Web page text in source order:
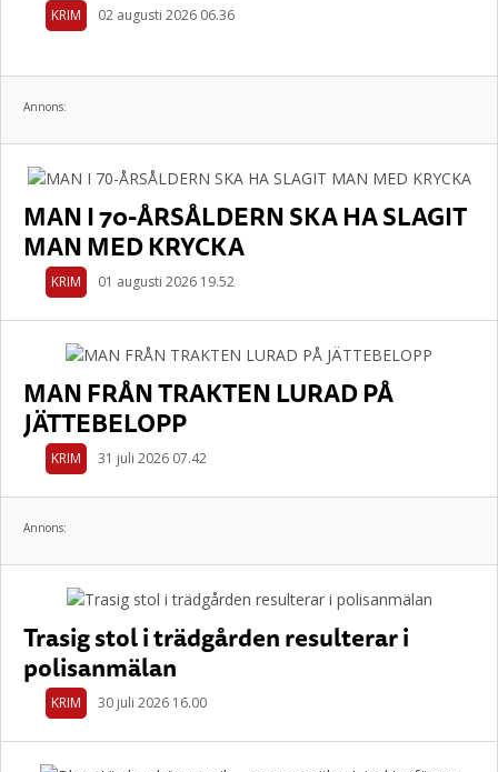
KRIM 02 augusti 2026 06.36
Annons:
MAN I 70-ÅRSÅLDERN SKA HA SLAGIT
MAN MED KRYCKA
KRIM 01 augusti 2026 19.52
MAN FRÅN TRAKTEN LURAD PÅ
JÄTTEBELOPP
KRIM 31 juli 2026 07.42
Annons:
Trasig stol i trädgården resulterar i
polisanmälan
KRIM 30 juli 2026 16.00